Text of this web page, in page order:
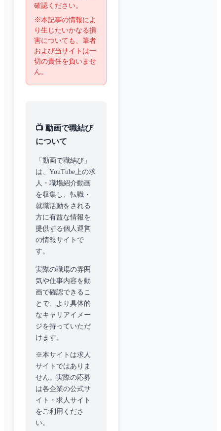
確認ください。
※本記事の情報によ
り生じたいかなる損
害についても、筆者
および当サイトは一
切の責任を負いませ
ん。
📺 動画で職結び
について
「動画で職結び」
は、YouTube上の求
人・職場紹介動画
を収集し、転職・
就職活動をされる
方に有益な情報を
提供する個人運営
の情報サイトで
す。
実際の職場の雰囲
気や仕事内容を動
画で確認できるこ
とで、より具体的
なキャリアイメー
ジを持っていただ
けます。
※本サイトは求人
サイトではありま
せん。実際の応募
は各企業の公式サ
イト・求人サイト
をご利用くださ
い。